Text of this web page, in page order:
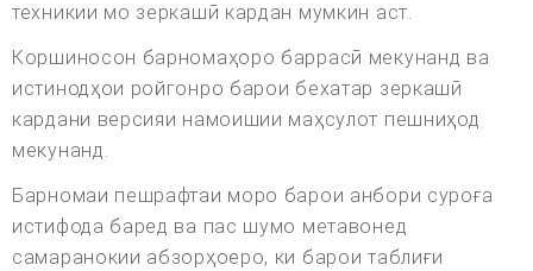
техникии мо зеркашӣ кардан мумкин аст.
Коршиносон барномаҳоро баррасӣ мекунанд ва
истинодҳои ройгонро барои бехатар зеркашӣ
кардани версияи намоишии маҳсулот пешниҳод
мекунанд.
Барномаи пешрафтаи моро барои анбори суроға
истифода баред ва пас шумо метавонед
самаранокии абзорҳоеро, ки барои таблиғи